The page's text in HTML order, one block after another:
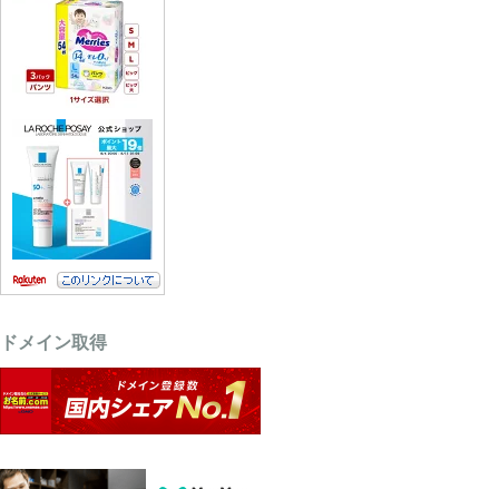
ドメイン取得